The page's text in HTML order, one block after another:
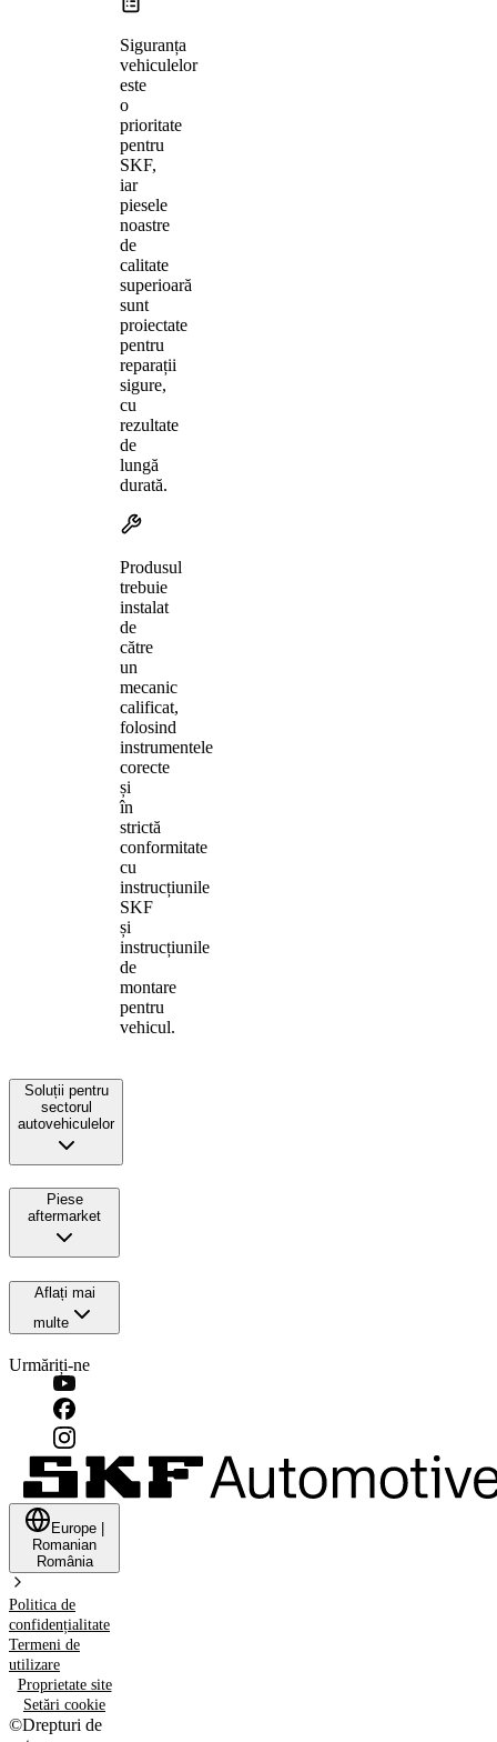
Siguranța
vehiculelor
este
o
prioritate
pentru
SKF,
iar
piesele
noastre
de
calitate
superioară
sunt
proiectate
pentru
reparații
sigure,
cu
rezultate
de
lungă
durată.
Produsul
trebuie
instalat
de
către
un
mecanic
calificat,
folosind
instrumentele
corecte
și
în
strictă
conformitate
cu
instrucțiunile
SKF
și
instrucțiunile
de
montare
pentru
vehicul.
Soluții pentru
sectorul
autovehiculelor
Piese
aftermarket
Aflați mai
multe
Urmăriți-ne
Europe
Romanian
România
Politica de
confidențialitate
Termeni de
utilizare
Proprietate site
Setări cookie
©Drepturi de